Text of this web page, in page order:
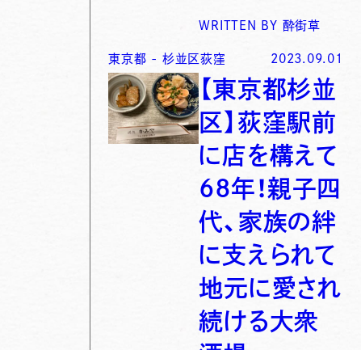
WRITTEN BY 酔街草
東京都 - 杉並区荻窪 2023.09.01
【東京都杉並
区】荻窪駅前
に店を構えて
６８年！親子四
代、家族の絆
に支えられて
地元に愛され
続ける大衆